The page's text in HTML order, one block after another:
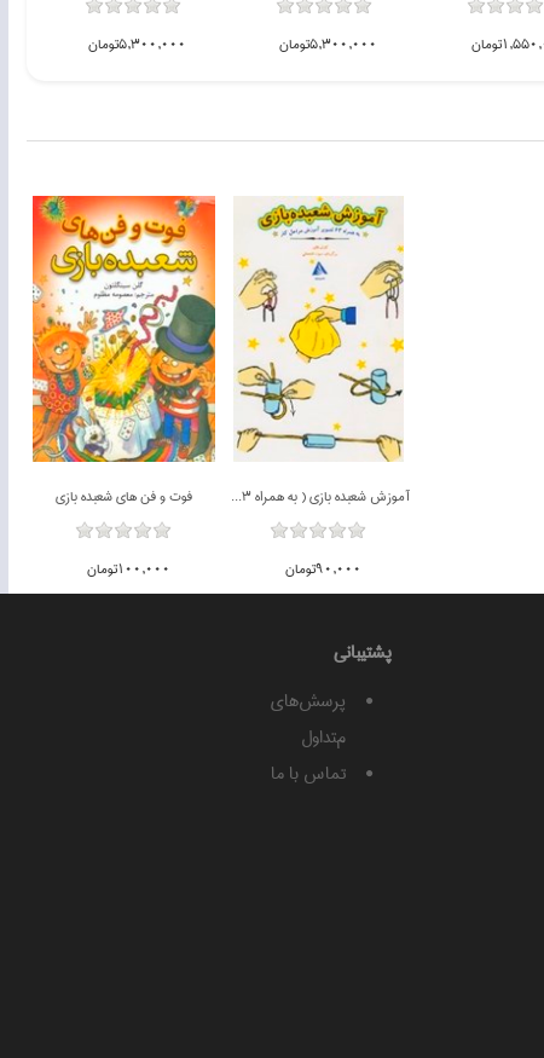
5,300,000تومان 5,300,000تومان
فوت و فن هاي شعبده بازي
100,000تومان
ناموجود
آموزش شعبده بازي ( به همراه 63 تصوير آموزش مراحل كار )
90,000تومان
پشتيبانی
پرسش‌های
متداول
تماس با ما